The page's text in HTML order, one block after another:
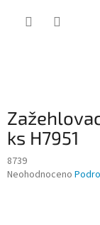
ks H7951
8739
Průměrné
Neohodnoceno